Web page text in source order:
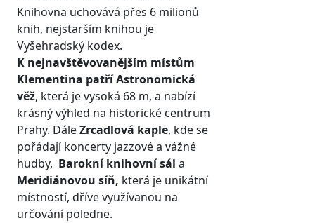
Knihovna uchovává přes 6 milionů
knih, nejstarším knihou je
Vyšehradský kodex.
K nejnavštěvovanějším místům
Klementina patří Astronomická
věž, která je vysoká 68 m, a nabízí
krásný výhled na historické centrum
Prahy. DáleZrcadlová kaple, kde se
pořádají koncerty jazzové a vážné
hudby, Barokní knihovní sál a
Meridiánovou síň, která je unikátní
místností, dříve využívanou na
určování poledne.